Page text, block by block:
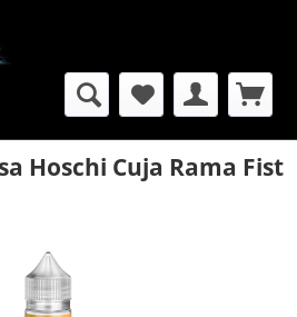
Hoschi Cuja Rama Fist